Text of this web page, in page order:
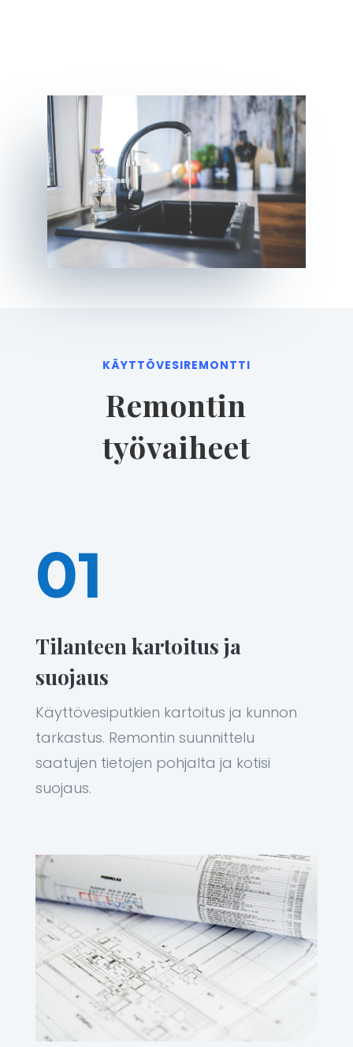
KÄYTTÖVESIREMONTTI
Remontin
työvaiheet
01
Tilanteen kartoitus ja
suojaus
Käyttövesiputkien kartoitus ja kunnon
tarkastus. Remontin suunnittelu
saatujen tietojen pohjalta ja kotisi
suojaus.